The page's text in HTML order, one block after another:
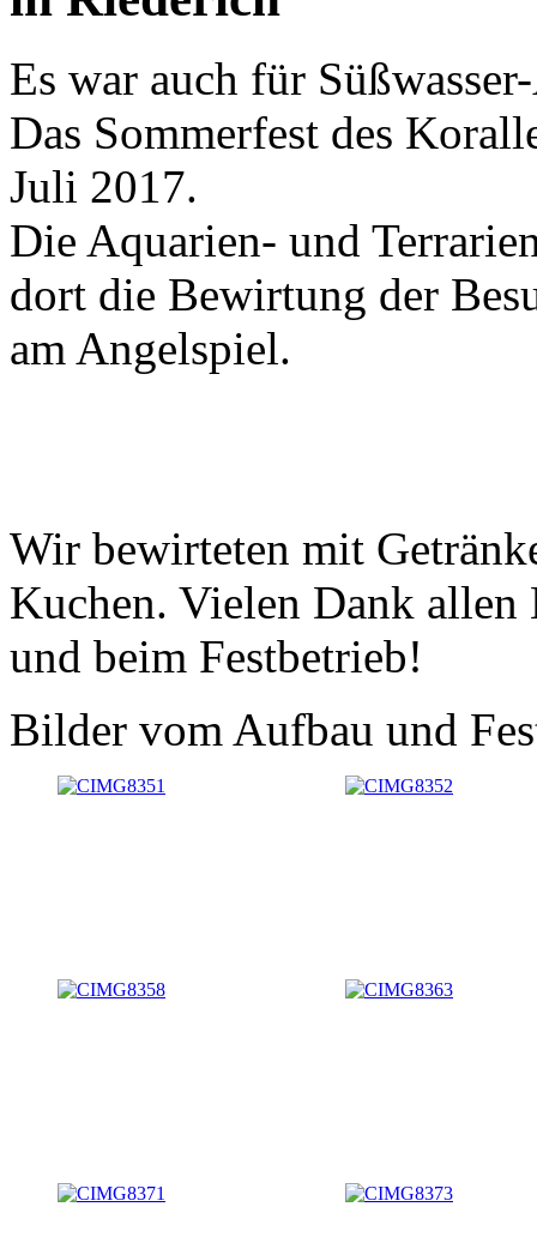
Es war auch für
Das Sommerfest des
Juli 2017.
Die Aquarien- und
dort die Bewirtung der
am Angelspiel.
Wir bewirteten mit
Kuchen. Vielen Dank
und beim Festbetrieb!
Bilder vom Aufbau und